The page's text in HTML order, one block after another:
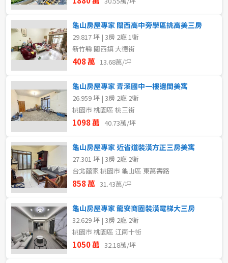
龜山房屋專家 關西高中旁學區挑高美三房
29.817 坪 | 3房 2廳 1衛
新竹縣 關西鎮 大德街
408 萬 13.68萬/坪
龜山房屋專家 青溪國中一樓邊間美寓
26.959 坪 | 3房 2廳 2衛
桃園市 桃園區 桃三街
1098 萬 40.73萬/坪
龜山房屋專家 近省道裝潢方正三房美寓
27.301 坪 | 3房 2廳 2衛
台北囍家 桃園市 龜山區 東萬壽路
858 萬 31.43萬/坪
龜山房屋專家 龍安商圈裝潢電梯大三房
32.629 坪 | 3房 2廳 2衛
桃園市 桃園區 江南十街
1050 萬 32.18萬/坪